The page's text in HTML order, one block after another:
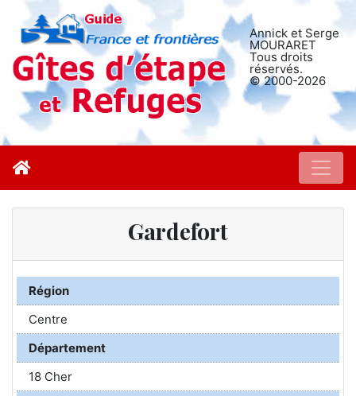
Annick et Serge
MOURARET
Tous droits
réservés.
© 2000-2026
Gardefort
Région
Centre
Département
18 Cher